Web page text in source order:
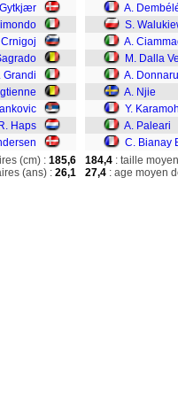
Crnigoj
Grandi
R. Haps
A.
S.
A.
M. Dalla
A.
A. Njie
Y.
A. Paleari
C. Bianay
(cm) : 185,6
(ans) : 26,1
184,4 : taille
27,4 : age moyen